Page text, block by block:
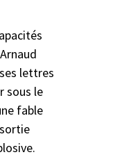
lettres
sous le
fable